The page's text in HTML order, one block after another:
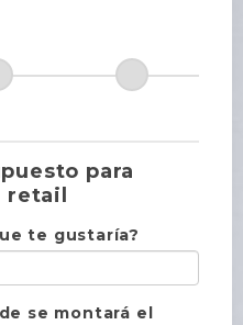
para
te gustaría?
se montará el